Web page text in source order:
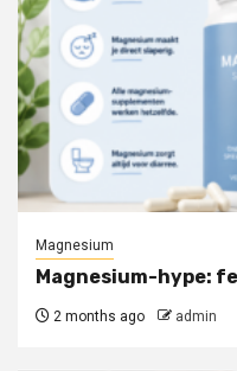
Magnesium
Magnesium-hype:
2 months ago admin